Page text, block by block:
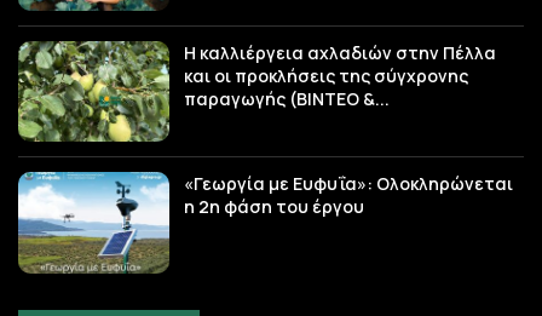
Η καλλιέργεια αχλαδιών στην Πέλλα
και οι προκλήσεις της σύγχρονης
παραγωγής (ΒΙΝΤΕΟ &...
«Γεωργία με Ευφυΐα»: Ολοκληρώνεται
η 2η φάση του έργου